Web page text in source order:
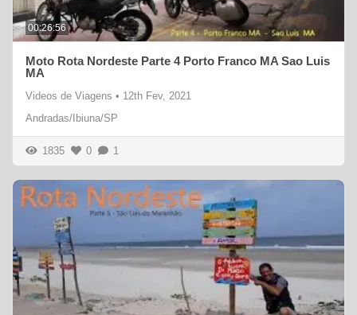
00:26:56
Moto Rota Nordeste Parte 4 Porto Franco MA Sao Luis
MA
Videos de Viagens • 12th Fev, 2021
Andradas/Ibiuna/SP
1835 0 1